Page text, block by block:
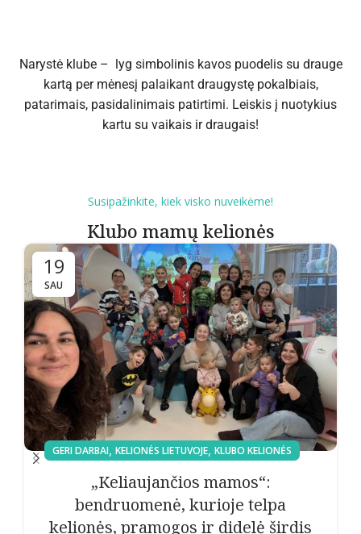
Narystė klube – lyg simbolinis kavos puodelis su drauge
kartą per mėnesį palaikant draugystę pokalbiais,
patarimais, pasidalinimais patirtimi. Leiskis į nuotykius
kartu su vaikais ir draugais!
Susipažinkite, kiek visko nuveikėme!
Klubo mamų kelionės
19
SAU
GERI DARBAI, KELIONĖS LIETUVOJE, KLUBO KELIONĖS
​„Keliaujančios mamos“:
bendruomenė, kurioje telpa
kelionės, pramogos ir didelė širdis